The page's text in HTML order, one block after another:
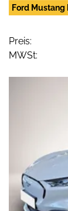
Ford Mustang
Preis:
MWSt: